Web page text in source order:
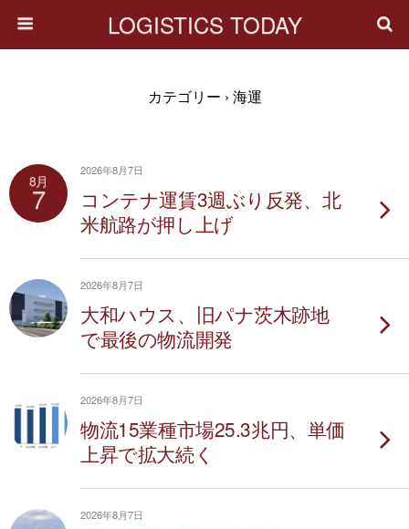
LOGISTICS TODAY
カテゴリー › 海運
8月
7
2026年8月7日
コンテナ運賃3週ぶり反発、北
米航路が押し上げ
2026年8月7日
大和ハウス、旧パナ茨木跡地
で最後の物流開発
2026年8月7日
物流15業種市場25.3兆円、単価
上昇で拡大続く
2026年8月7日